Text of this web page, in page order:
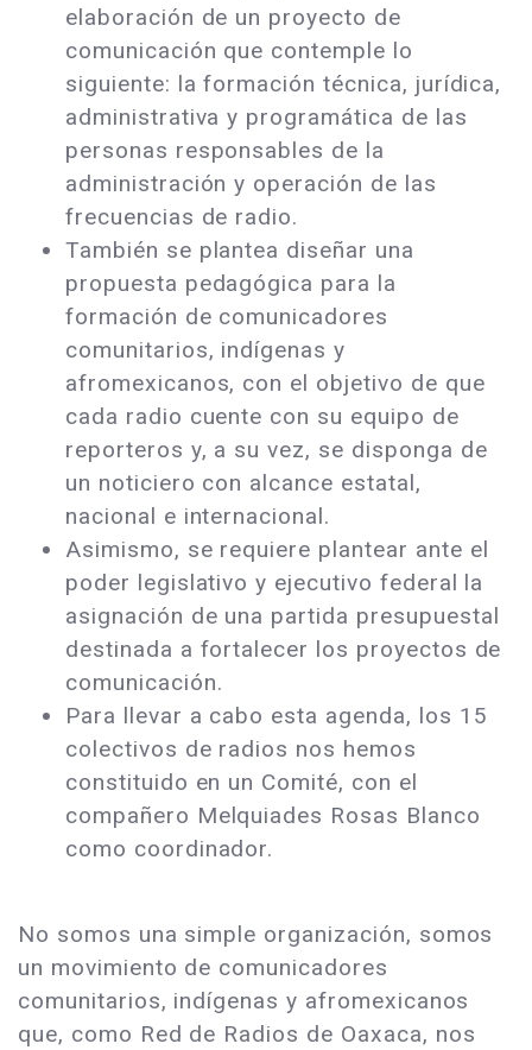
elaboración de un proyecto de
comunicación que contemple lo
siguiente: la formación técnica, jurídica,
administrativa y programática de las
personas responsables de la
administración y operación de las
frecuencias de radio.
También se plantea diseñar una
propuesta pedagógica para la
formación de comunicadores
comunitarios, indígenas y
afromexicanos, con el objetivo de que
cada radio cuente con su equipo de
reporteros y, a su vez, se disponga de
un noticiero con alcance estatal,
nacional e internacional.
Asimismo, se requiere plantear ante el
poder legislativo y ejecutivo federal la
asignación de una partida presupuestal
destinada a fortalecer los proyectos de
comunicación.
Para llevar a cabo esta agenda, los 15
colectivos de radios nos hemos
constituido en un Comité, con el
compañero Melquiades Rosas Blanco
como coordinador.
No somos una simple organización, somos
un movimiento de comunicadores
comunitarios, indígenas y afromexicanos
que, como Red de Radios de Oaxaca, nos